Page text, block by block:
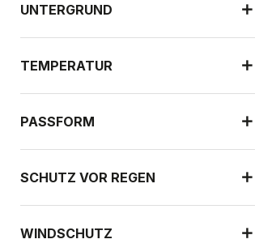
UNTERGRUND
TEMPERATUR
PASSFORM
SCHUTZ VOR REGEN
WINDSCHUTZ